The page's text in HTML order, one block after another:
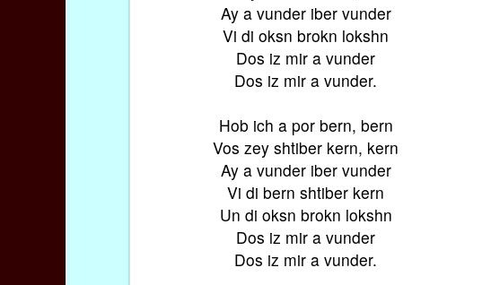
Ay a vunder iber vunder
Vi di oksn brokn lokshn
Dos iz mir a vunder
Dos iz mir a vunder.
Hob ich a por bern, bern
Vos zey shtiber kern, kern
Ay a vunder iber vunder
Vi di bern shtiber kern
Un di oksn brokn lokshn
Dos iz mir a vunder
Dos iz mir a vunder.